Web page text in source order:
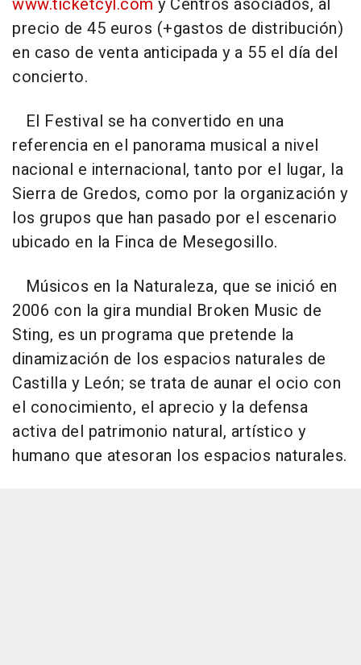
www.ticketcyl.com y Centros asociados, al
precio de 45 euros (+gastos de distribución)
en caso de venta anticipada y a 55 el día del
concierto.
El Festival se ha convertido en una
referencia en el panorama musical a nivel
nacional e internacional, tanto por el lugar, la
Sierra de Gredos, como por la organización y
los grupos que han pasado por el escenario
ubicado en la Finca de Mesegosillo.
Músicos en la Naturaleza, que se inició en
2006 con la gira mundial Broken Music de
Sting, es un programa que pretende la
dinamización de los espacios naturales de
Castilla y León; se trata de aunar el ocio con
el conocimiento, el aprecio y la defensa
activa del patrimonio natural, artístico y
humano que atesoran los espacios naturales.